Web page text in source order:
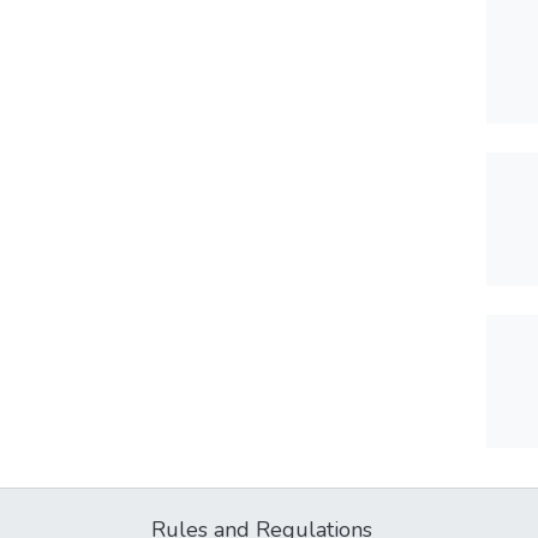
Rules and Regulations